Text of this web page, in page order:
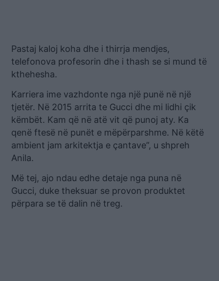
Pastaj kaloj koha dhe i thirrja mendjes,
telefonova profesorin dhe i thash se si mund të
kthehesha.
Karriera ime vazhdonte nga një punë në një
tjetër. Në 2015 arrita te Gucci dhe mi lidhi çik
këmbët. Kam që në atë vit që punoj aty. Ka
qenë ftesë në punët e mëpërparshme. Në këtë
ambient jam arkitektja e çantave”, u shpreh
Anila.
Më tej, ajo ndau edhe detaje nga puna në
Gucci, duke theksuar se provon produktet
përpara se të dalin në treg.